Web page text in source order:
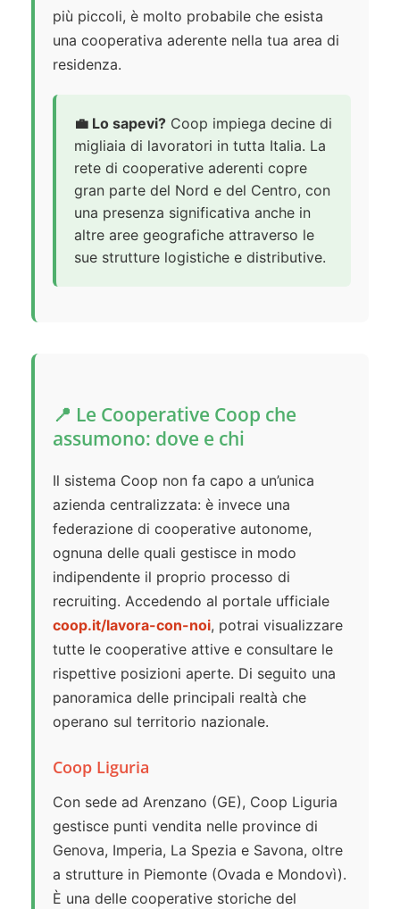
più piccoli, è molto probabile che esista
una cooperativa aderente nella tua area di
residenza.
💼 Lo sapevi? Coop impiega decine di
migliaia di lavoratori in tutta Italia. La
rete di cooperative aderenti copre
gran parte del Nord e del Centro, con
una presenza significativa anche in
altre aree geografiche attraverso le
sue strutture logistiche e distributive.
📍 Le Cooperative Coop che
assumono: dove e chi
Il sistema Coop non fa capo a un’unica
azienda centralizzata: è invece una
federazione di cooperative autonome,
ognuna delle quali gestisce in modo
indipendente il proprio processo di
recruiting. Accedendo al portale ufficiale
coop.it/lavora-con-noi, potrai visualizzare
tutte le cooperative attive e consultare le
rispettive posizioni aperte. Di seguito una
panoramica delle principali realtà che
operano sul territorio nazionale.
Coop Liguria
Con sede ad Arenzano (GE), Coop Liguria
gestisce punti vendita nelle province di
Genova, Imperia, La Spezia e Savona, oltre
a strutture in Piemonte (Ovada e Mondovì).
È una delle cooperative storiche del